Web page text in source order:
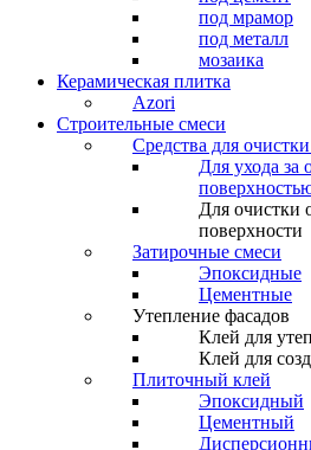
под мрамор
под металл
мозаика
Керамическая плитка
Azori
Строительные смеси
Средства для
Для ухода за
Для очистки
поверхности
Затирочные смеси
Эпоксидные
Цементные
Утепление фасадов
Клей для
Клей для
Плиточный клей
Эпоксидный
Цементный